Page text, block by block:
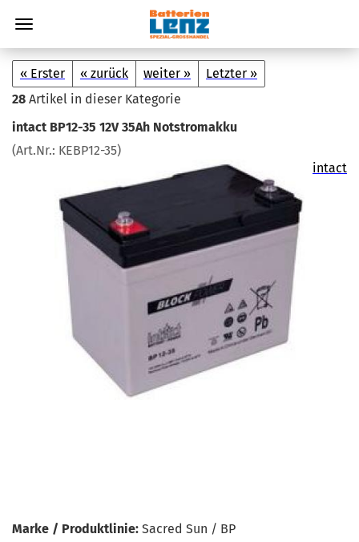
« Erster « zurück weiter »
Letzter »
28 Artikel in dieser Kategorie
in­tact BP12-​35 12V 35Ah Not­strom­ak­ku
(Art.Nr.: KEBP12-​35)
intact
Marke / Produktlinie: Sacred Sun / BP